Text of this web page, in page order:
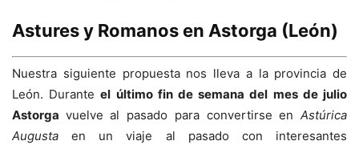
Astures y Romanos en Astorga (León)
Nuestra siguiente propuesta nos lleva a la provincia de
León. Duranteel último fin de semana del mes de julio
Astorga vuelve al pasado para convertirse enAstúrica
Augusta en un viaje al pasado con interesantes